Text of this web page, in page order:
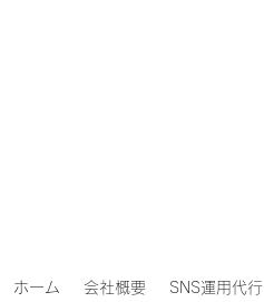
ホーム 会社概要 SNS運用代行